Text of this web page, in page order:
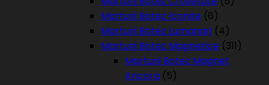
Marturii Botez Iconite (6)
Marturii Botez Lumanari (4)
Marturii Botez Magnetice (311)
Marturii Botez Magnet
Ancora (5)